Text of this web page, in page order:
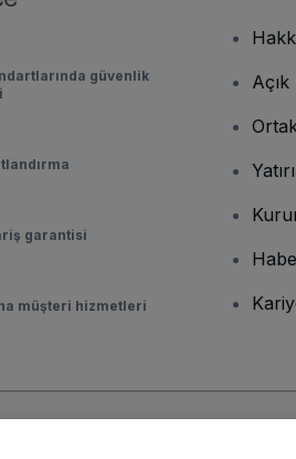
güvenlik
garantisi
müşteri hizmetleri
Açık